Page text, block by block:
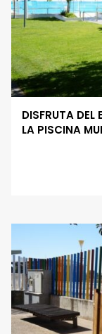
DISFRUTA DEL
LA PISCINA